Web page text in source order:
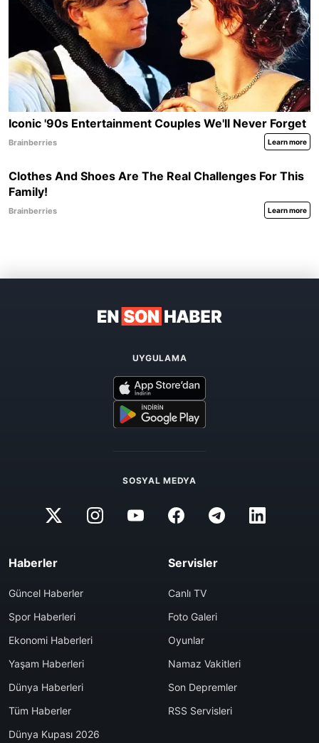
UYGULAMA
SOSYAL MEDYA
Haberler
Güncel Haberler
Spor Haberleri
Ekonomi Haberleri
Yaşam Haberleri
Dünya Haberleri
Tüm Haberler
Dünya Kupası 2026
Servisler
Canlı TV
Foto Galeri
Oyunlar
Namaz Vakitleri
Son Depremler
RSS Servisleri